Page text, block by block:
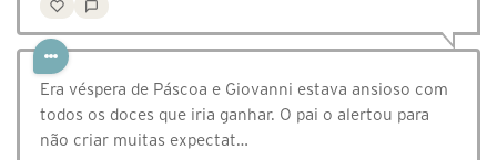
Era véspera de Páscoa e Giovanni estava ansioso com
todos os doces que iria ganhar. O pai o alertou para
não criar muitas expectat…